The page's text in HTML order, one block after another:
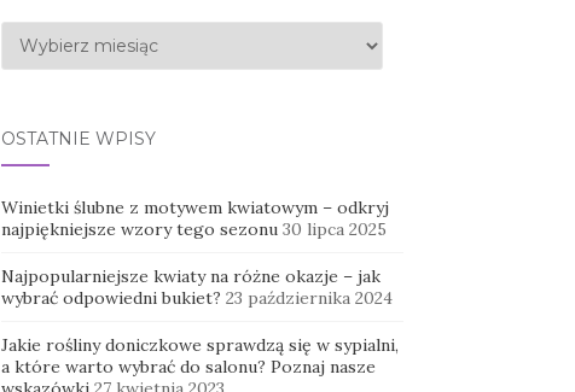
Archiwa
OSTATNIE WPISY
Winietki ślubne z motywem kwiatowym – odkryj
najpiękniejsze wzory tego sezonu 30 lipca 2025
Najpopularniejsze kwiaty na różne okazje – jak
wybrać odpowiedni bukiet? 23 października 2024
Jakie rośliny doniczkowe sprawdzą się w sypialni,
a które warto wybrać do salonu? Poznaj nasze